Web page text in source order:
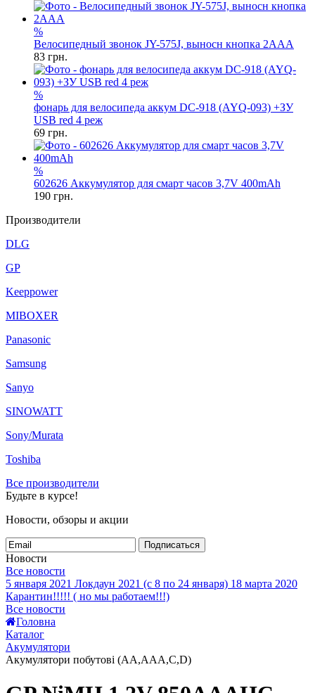
%
Велосипедный звонок JY-575J, выносн кнопка 2ААА
83 грн.
%
фонарь для велосипеда аккум DC-918 (AYQ-093) +ЗУ
USB red 4 реж
69 грн.
%
602626 Аккумулятор для смарт часов 3,7V 400mAh
190 грн.
Производители
DLG
GP
Keeppower
MIBOXER
Panasonic
Samsung
Sanyo
SINOWATT
Sony/Murata
Toshiba
Все производители
Будьте в курсе!
Новости, обзоры и акции
Подписаться
Новости
Все новости
5 января 2021 Локдаун 2021 (с 8 по 24 января) 18 марта 2020
Карантин!!!!! ( но мы работаем!!!)
Все новости
Головна
Каталог
Акумулятори
Акумулятори побутові (AA,AAA,C,D)